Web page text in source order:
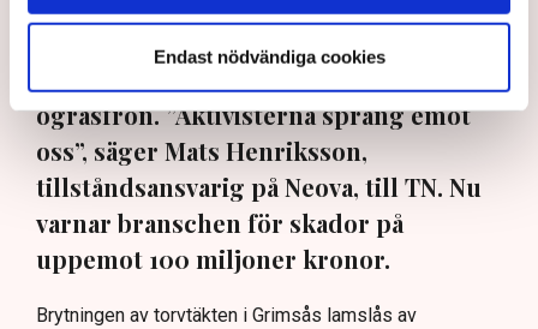
Endast nödvändiga cookies
torvbrytningen i Grimsås – den här
gången genom att klättra upp på
ogräsfrön. ”Aktivisterna sprang emot
oss”, säger Mats Henriksson,
tillståndsansvarig på Neova, till TN. Nu
varnar branschen för skador på
uppemot 100 miljoner kronor.
Brytningen av torvtäkten i Grimsås lamslås av